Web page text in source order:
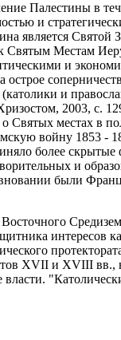
Палестины в
и
является
Святым Местам
и
острое
и
2003, с.
о Святых местах в
войну 1853 -
более
и
были
интересов
XVII и XVIII вв.,
власти.